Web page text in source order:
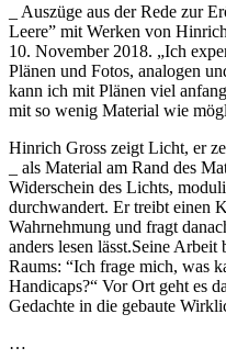
_ Auszüge aus der Rede zur
Leere” mit Werken von
10. November 2018. „Ich
Plänen und Fotos, analogen
kann ich mit Plänen viel
mit so wenig Material wie
Hinrich Gross zeigt Licht, er
_ als Material am Rand des
Widerschein des Lichts,
durchwandert. Er treibt einen
Wahrnehmung und fragt
anders lesen lässt.Seine
Raums: “Ich frage mich, was
Handicaps?“ Vor Ort geht es
Gedachte in die gebaute
…